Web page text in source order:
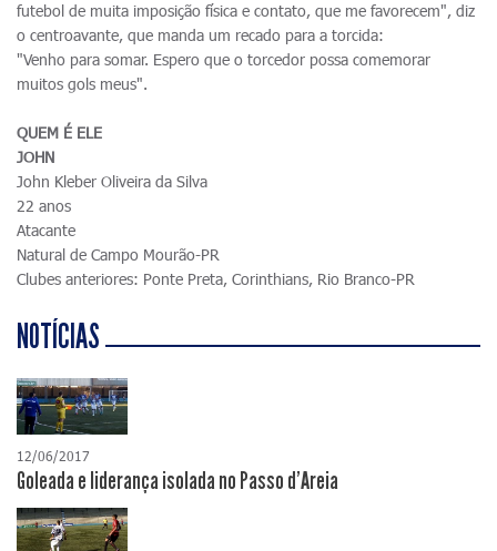
futebol de muita imposição física e contato, que me favorecem", diz
o centroavante, que manda um recado para a torcida:
"Venho para somar. Espero que o torcedor possa comemorar
muitos gols meus".
QUEM É ELE
JOHN
John Kleber Oliveira da Silva
22 anos
Atacante
Natural de Campo Mourão-PR
Clubes anteriores: Ponte Preta, Corinthians, Rio Branco-PR
NOTÍCIAS
12/06/2017
Goleada e liderança isolada no Passo d'Areia